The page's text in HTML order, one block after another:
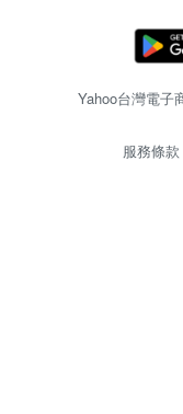
Yahoo台灣電子
服務條款